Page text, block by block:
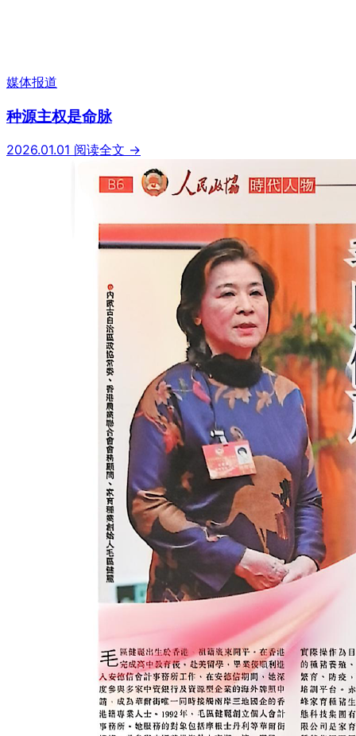
媒体报道
种源主权是命脉
2026.01.01 阅读全文 →